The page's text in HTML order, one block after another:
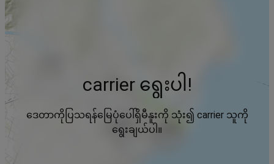
carrier ရွေးပါ!
ဒေတာကိုပြသရန်မြေပုံပေါ်ရှိမီနူးကို သုံး၍ carrier သူကို
ရွေးချယ်ပါ။